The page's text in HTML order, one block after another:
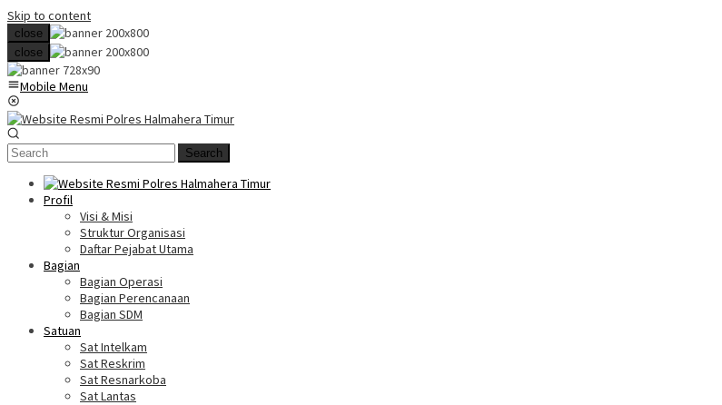
Skip to content
close
close
Mobile Menu
Search
Profil
Visi & Misi
Struktur Organisasi
Daftar Pejabat Utama
Bagian
Bagian Operasi
Bagian Perencanaan
Bagian SDM
Satuan
Sat Intelkam
Sat Reskrim
Sat Resnarkoba
Sat Lantas